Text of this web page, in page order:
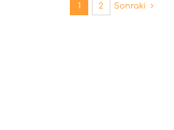
1 2 Sonraki